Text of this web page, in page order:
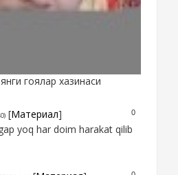
гоялар хазинаси
0
[Материал]
yoq har doim harakat qilib